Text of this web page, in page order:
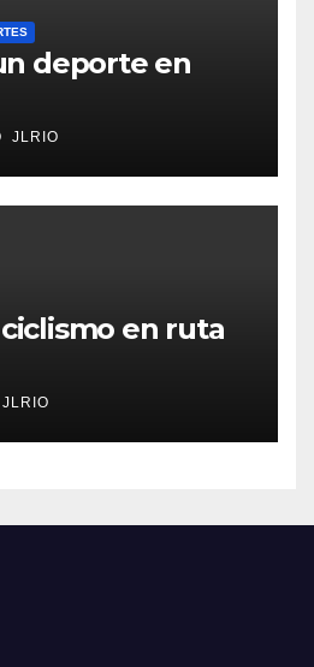
deporte en
JLRIO
en ruta
JLRIO